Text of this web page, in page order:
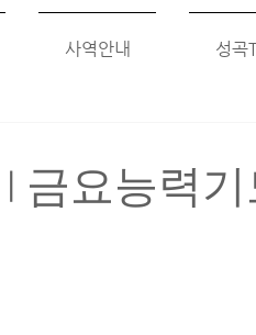
사역안내 성곡
금요능력기